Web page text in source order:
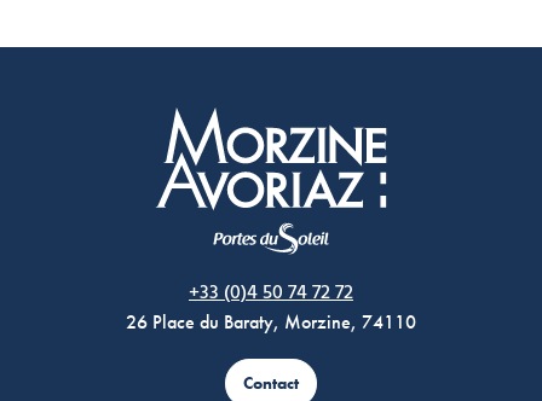
+33 (0)4 50 74 72 72
26 Place du Baraty, Morzine, 74110
Contact